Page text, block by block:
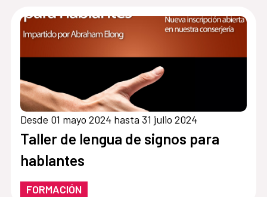
Desde 01 mayo 2024 hasta 31 julio 2024
Taller de lengua de signos para
hablantes
FORMACIÓN